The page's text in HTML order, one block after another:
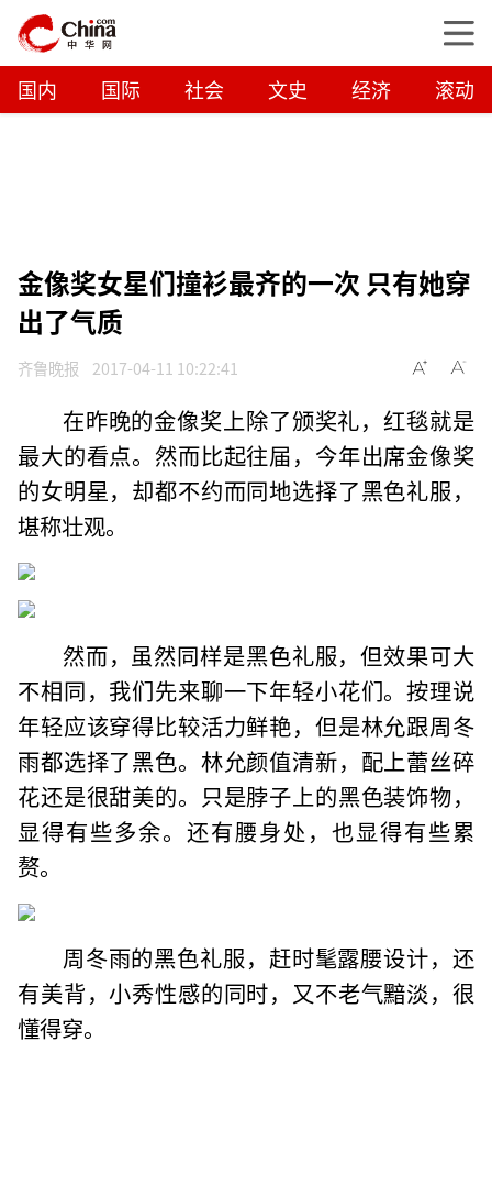
国内 国际 社会 文史 经济 滚动
金像奖女星们撞衫最齐的一次 只有她穿
出了气质
齐鲁晚报 2017-04-11 10:22:41
在昨晚的金像奖上除了颁奖礼，红毯就是
最大的看点。然而比起往届，今年出席金像奖
的女明星，却都不约而同地选择了黑色礼服，
堪称壮观。
然而，虽然同样是黑色礼服，但效果可大
不相同，我们先来聊一下年轻小花们。按理说
年轻应该穿得比较活力鲜艳，但是林允跟周冬
雨都选择了黑色。林允颜值清新，配上蕾丝碎
花还是很甜美的。只是脖子上的黑色装饰物，
显得有些多余。还有腰身处，也显得有些累
赘。
周冬雨的黑色礼服，赶时髦露腰设计，还
有美背，小秀性感的同时，又不老气黯淡，很
懂得穿。